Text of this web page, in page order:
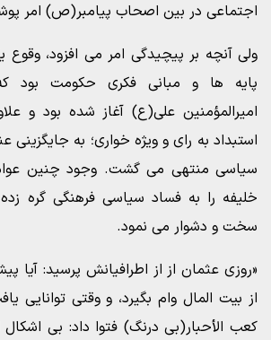
اجتماعی در بین اصحاب پیامبر(ص) امر
ولی آنچه بر پیچیدگی امر می افزود، وقوع
پایه ها و مبانی فکری حکومت بود
امیرالمؤمنین علی(ع) آغاز شده بود و
استبداد به رای و ویژه خواری؛ به
سیاسی منتهی می گشت. وجود چنین
خلیفه را به فساد سیاسی فرهنگی گره زده
سخت و دشوار می نمود.
«روزی عثمان از از اطرافیانش پرسید: آیا
از بیت المال وام بگیرد، و وقتی توانایی
کعب الأحبار(بی درنگ) فتوا داد: بی